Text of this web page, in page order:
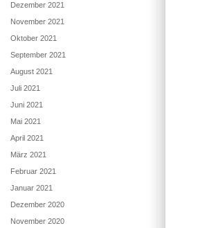
Dezember 2021
November 2021
Oktober 2021
September 2021
August 2021
Juli 2021
Juni 2021
Mai 2021
April 2021
März 2021
Februar 2021
Januar 2021
Dezember 2020
November 2020